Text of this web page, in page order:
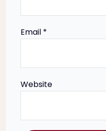
Email *
Website